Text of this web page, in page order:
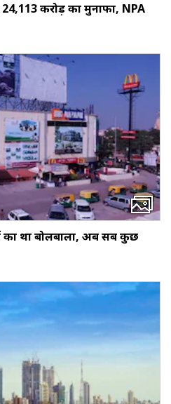
करोड़ का मुनाफा, NPA
था बोलबाला, अब सब कुछ